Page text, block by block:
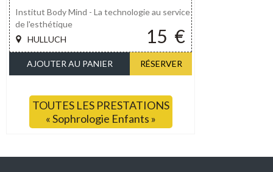
15 €
HULLUCH
Institut Body Mind - La technologie au service
de l'esthétique
AJOUTER AU PANIER RÉSERVER
TOUTES LES PRESTATIONS
« Sophrologie Enfants »